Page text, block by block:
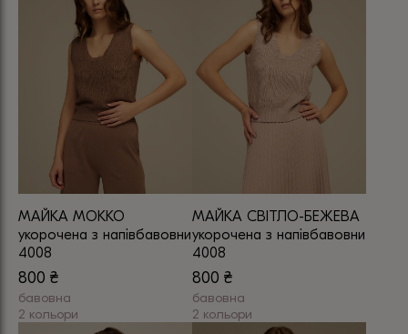
варіантів.
вибрати
сторінці
товару
кілька
варіантів.
Параметри
можна
вибрати
МАЙКА МОККО
укорочена з напівбавовни
4008
800 ₴
бавовна
2 кольори
МАЙКА СВІТЛО-БЕЖЕВА
укорочена з напівбавовни
4008
800 ₴
бавовна
2 кольори